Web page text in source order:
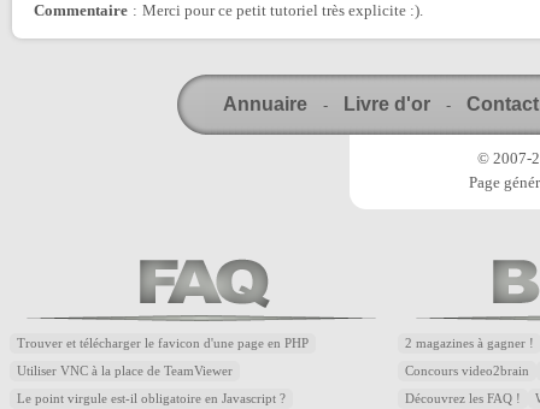
Commentaire : Merci pour ce petit tutoriel très explicite :).
Annuaire - Livre d'or - Contact
© 2007-
Page
Trouver et télécharger le favicon d'une page en PHP
Utiliser VNC à la place de TeamViewer
Le point virgule est-il obligatoire en Javascript ?
2 magazines à gagner !
Concours video2brain
Découvrez les FAQ !